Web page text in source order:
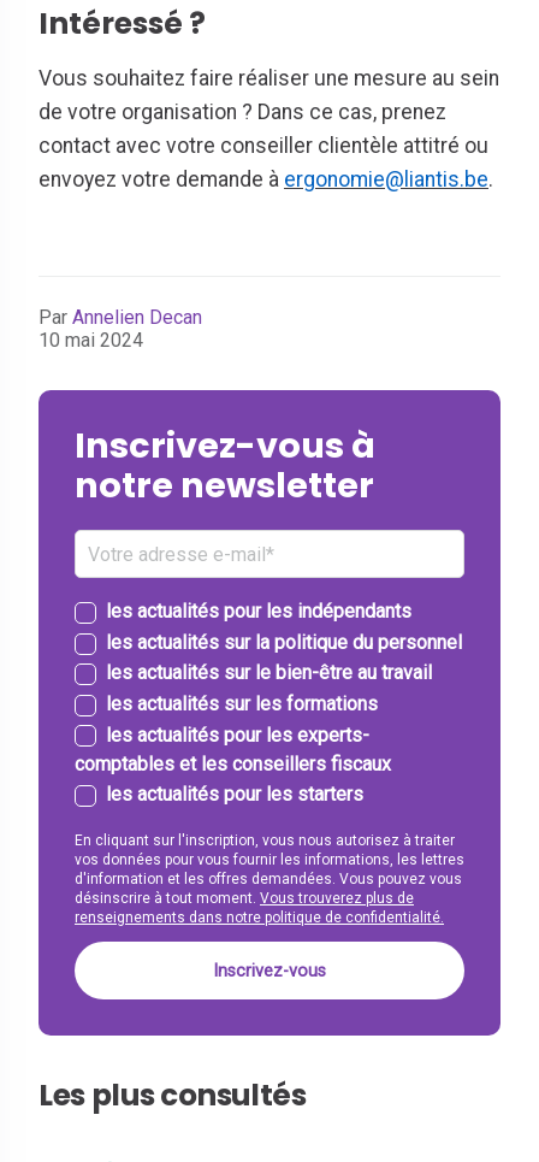
Intéressé ?
Vous souhaitez faire réaliser une mesure au sein
de votre organisation ? Dans ce cas, prenez
contact avec votre conseiller clientèle attitré ou
envoyez votre demande à ergonomie@liantis.be.
Par Annelien Decan
10 mai 2024
Inscrivez-vous à
notre newsletter
les actualités pour les indépendants
les actualités sur la politique du personnel
les actualités sur le bien-être au travail
les actualités sur les formations
les actualités pour les experts-
comptables et les conseillers fiscaux
les actualités pour les starters
En cliquant sur l'inscription, vous nous autorisez à traiter
vos données pour vous fournir les informations, les lettres
d'information et les offres demandées. Vous pouvez vous
désinscrire à tout moment. Vous trouverez plus de
renseignements dans notre politique de confidentialité.
Les plus consultés